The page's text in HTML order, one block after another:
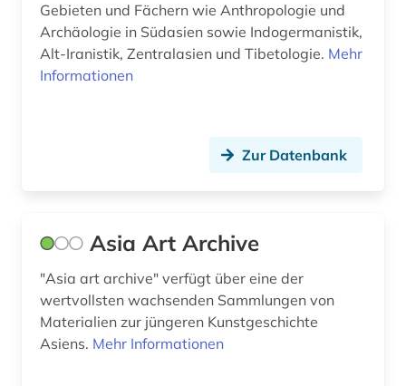
Gebieten und Fächern wie Anthropologie und
Archäologie in Südasien sowie Indogermanistik,
Alt-Iranistik, Zentralasien und Tibetologie. Mehr
Informationen
Zur Datenbank
Asia Art Archive
"Asia art archive" verfügt über eine der
wertvollsten wachsenden Sammlungen von
Materialien zur jüngeren Kunstgeschichte
Asiens. Mehr Informationen